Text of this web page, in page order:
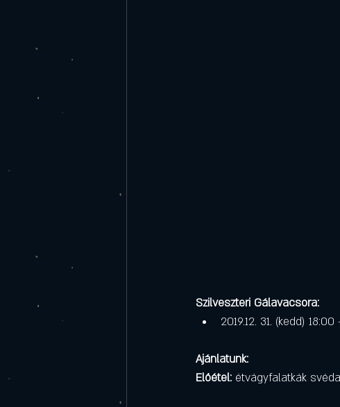
Szilveszteri Gálavacsora:
2019.12. 31. (kedd)
Ajánlatunk:
Előétel: étvágyfalatkák